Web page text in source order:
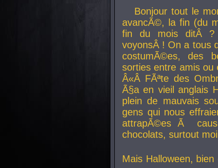
Bonjour tout le
avancÃ©, la fin (du
fin du mois ditÂ ?
voyonsÂ ! On a tous
costumÃ©es, des
sorties entre amis
Â«Â FÃªte des
Ã§a en vieil anglais
plein de mauvais
gens qui nous
attrapÃ©es Ã
chocolats, surtout
Mais Halloween, bien